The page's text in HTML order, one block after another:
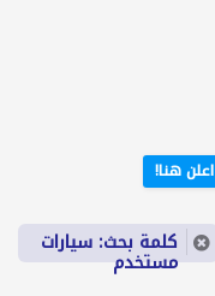
اعلن هنا!
كلمة بحث: سيارات
مستخدم